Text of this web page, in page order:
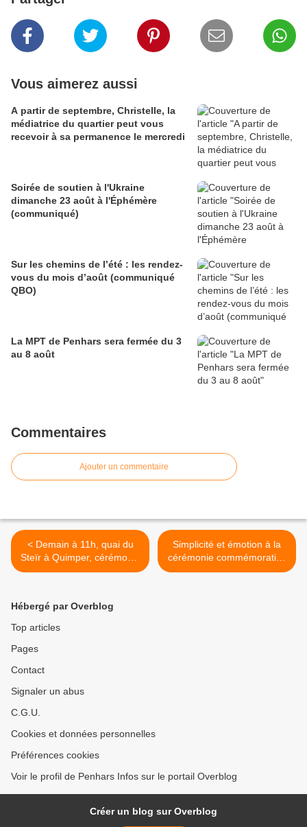
Vous aimerez aussi
A partir de septembre, Christelle, la
médiatrice du quartier peut vous
recevoir à sa permanence le mercredi
Soirée de soutien à l'Ukraine
dimanche 23 août à l'Éphémère
(communiqué)
Sur les chemins de l’été : les rendez-
vous du mois d’août (communiqué
QBO)
La MPT de Penhars sera fermée du 3
au 8 août
Commentaires
Ajouter un commentaire
< Demain à 11h, quai du
Steïr à Quimper, cérémonie
commémorative de
Simplicité et émotion à la
cérémonie commémorative
de l'abolition des
Hébergé par Overblog
Top articles
Pages
Contact
Signaler un abus
C.G.U.
Cookies et données personnelles
Préférences cookies
Voir le profil de Penhars Infos sur le portail Overblog
Créer un blog sur Overblog